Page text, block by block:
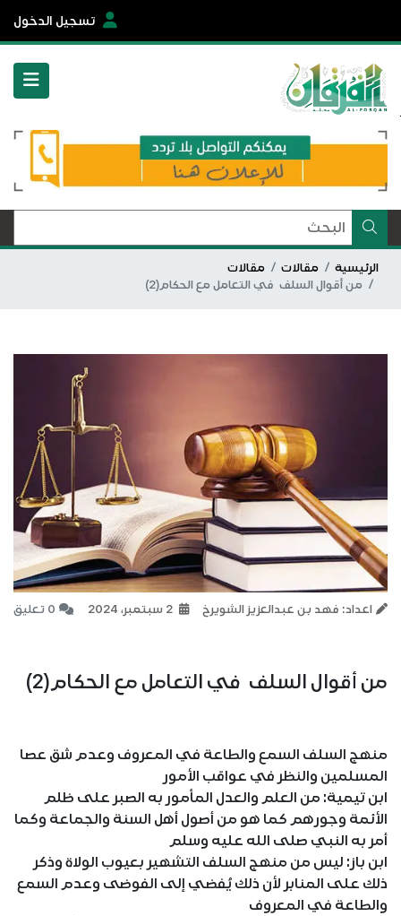
تسجيل الدخول
الرئيسية مقالات
مقالات
من أقوال السلف في التعامل مع الحكام(2)
اعداد: فهد بن عبدالعزيز الشويرخ 2 سبتمبر، 2024 0 تعليق
من أقوال السلف في التعامل مع الحكام(2)
منهج السلف السمع والطاعة في المعروف وعدم شق عصا
المسلمين والنظر في عواقب الأمور
ابن تيمية: من العلم والعدل المأمور به الصبر على ظلم
الأئمة وجورهم كما هو من أصول أهل السنة والجماعة وكما
أمر به النبي صلى الله عليه وسلم
ابن باز: ليس من منهج السلف التشهير بعيوب الولاة وذكر
ذلك على المنابر لأن ذلك يُفضي إلى الفوضى وعدم السمع
والطاعة في المعروف